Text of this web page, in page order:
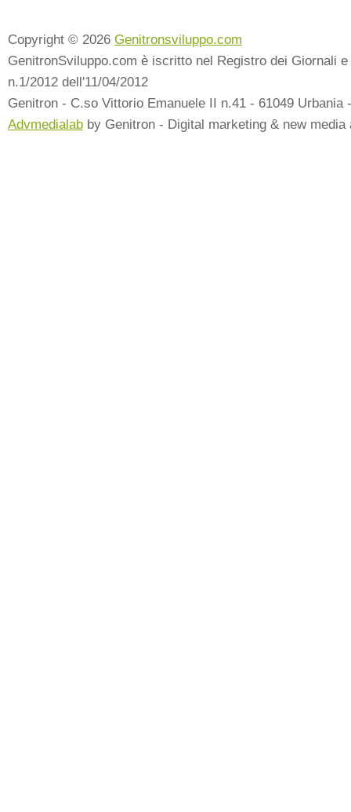
Copyright © 2026 Genitronsviluppo.com
GenitronSviluppo.com è iscritto nel Registro dei Giornali
n.1/2012 dell'11/04/2012
Genitron - C.so Vittorio Emanuele II n.41 - 61049 Urbania
Advmedialab by Genitron - Digital marketing & new media